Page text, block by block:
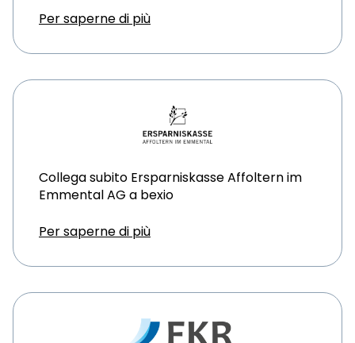
Per saperne di più
Collega subito Ersparniskasse Affoltern im
Emmental AG a bexio
Per saperne di più